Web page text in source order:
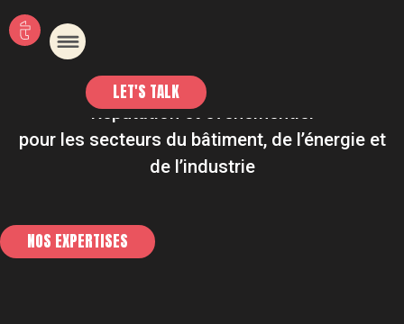
LET'S TALK
TAKA
Réputation et événementiel
pour les secteurs du bâtiment, de l’énergie et
de l’industrie
NOS EXPERTISES